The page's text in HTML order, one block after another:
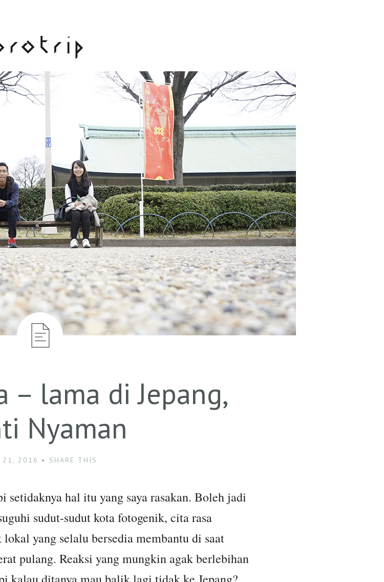
– lama di Jepang,
Nyaman
21, 2016 SHARE THIS
setidaknya hal itu yang saya rasakan. Boleh jadi
sudut-sudut kota fotogenik, cita rasa
yang selalu bersedia membantu di saat
pulang. Reaksi yang mungkin agak berlebihan